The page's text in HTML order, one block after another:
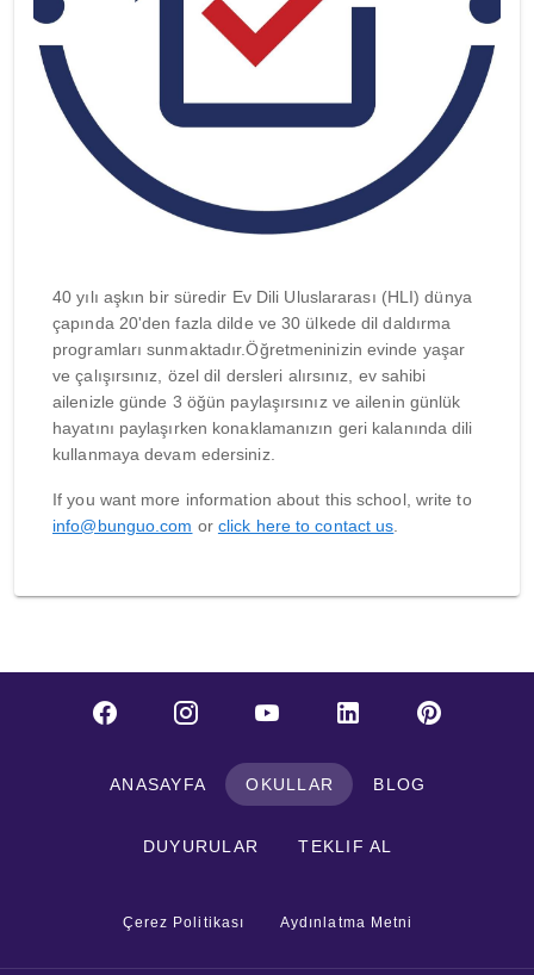
40 yılı aşkın bir süredir Ev Dili Uluslararası (HLI) dünya
çapında 20'den fazla dilde ve 30 ülkede dil daldırma
programları sunmaktadır.Öğretmeninizin evinde yaşar
ve çalışırsınız, özel dil dersleri alırsınız, ev sahibi
ailenizle günde 3 öğün paylaşırsınız ve ailenin günlük
hayatını paylaşırken konaklamanızın geri kalanında dili
kullanmaya devam edersiniz.
If you want more information about this school, write to
info@bunguo.com or click here to contact us
ANASAYFA OKULLAR BLOG
DUYURULAR TEKLIF AL
Çerez Politikası Aydınlatma Metni